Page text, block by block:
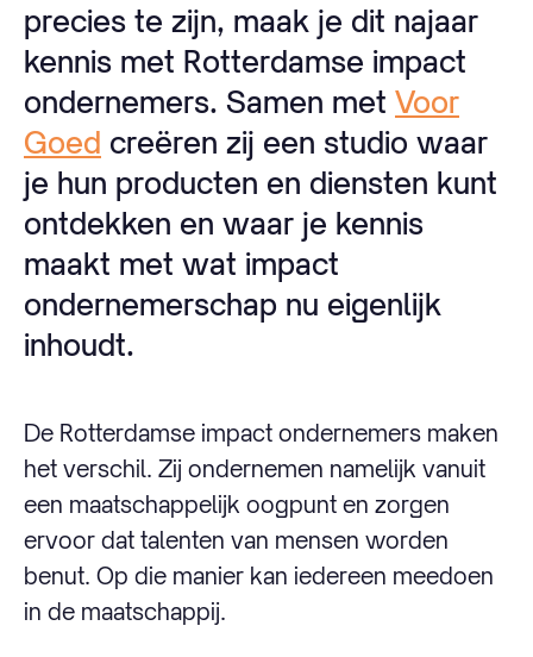
precies te zijn, maak je dit najaar
kennis met Rotterdamse impact
ondernemers. Samen met Voor
Goed creëren zij een studio waar
je hun producten en diensten kunt
ontdekken en waar je kennis
maakt met wat impact
ondernemerschap nu eigenlijk
inhoudt.
De Rotterdamse impact ondernemers maken
het verschil. Zij ondernemen namelijk vanuit
een maatschappelijk oogpunt en zorgen
ervoor dat talenten van mensen worden
benut. Op die manier kan iedereen meedoen
in de maatschappij.